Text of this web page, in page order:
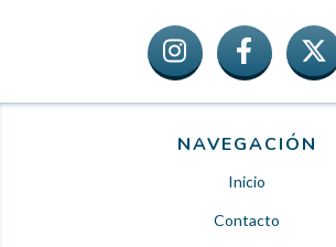
NAVEGACIÓN
Inicio
Contacto